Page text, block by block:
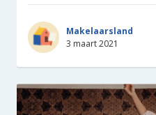
Makelaarsland
3 maart 2021